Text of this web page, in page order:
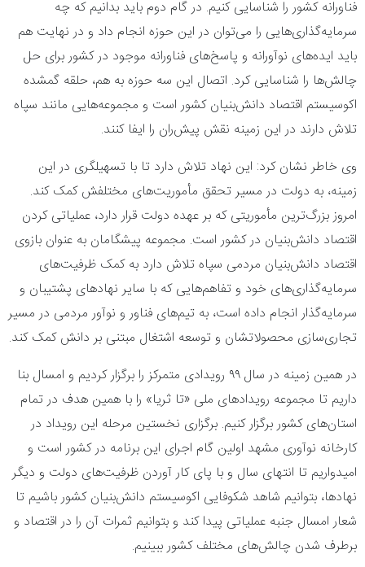
فناورانه کشور را شناسایی کنیم. در گام دوم باید بدانیم که چه
سرمایه‌گذاری‌هایی را می‌توان در این حوزه انجام داد و در نهایت هم
باید ایده‌های نوآورانه و پاسخ‌های فناورانه موجود در کشور برای حل
چالش‌ها را شناسایی کرد. اتصال این سه حوزه به هم، حلقه گمشده
اکوسیستم اقتصاد دانش‌بنیان کشور است و مجموعه‌هایی مانند سپاه
تلاش دارند در این زمینه نقش پیش‌ران را ایفا کنند.
وی خاطر نشان کرد: این نهاد تلاش دارد تا با تسهیلگری در این
زمینه، به دولت در مسیر تحقق مأموریت‌های مختلفش کمک کند.
امروز بزرگ‌ترین مأموریتی که بر عهده دولت قرار دارد، عملیاتی کردن
اقتصاد دانش‌بنیان در کشور است. مجموعه پیشگامان به عنوان بازوی
اقتصاد دانش‌بنیان مردمی سپاه تلاش دارد به کمک ظرفیت‌های
سرمایه‌گذاری‌های خود و تفاهم‌هایی که با سایر نهاد‌های پشتیبان و
سرمایه‌گذار انجام داده است، به تیم‌های فناور و نوآور مردمی در مسیر
تجاری‌سازی محصولاتشان و توسعه اشتغال مبتنی بر دانش کمک کند.
در همین زمینه در سال ۹۹ رویدادی متمرکز را برگزار کردیم و امسال بنا
داریم تا مجموعه رویداد‌های ملی «تا ثریا» را با همین هدف در تمام
استان‌های کشور برگزار کنیم. برگزاری نخستین مرحله این رویداد در
کارخانه نوآوری مشهد اولین گام اجرای این برنامه در کشور است و
امیدواریم تا انتهای سال و با پای کار آوردن ظرفیت‌های دولت و دیگر
نهادها، بتوانیم شاهد شکوفایی اکوسیستم دانش‌بنیان کشور باشیم تا
شعار امسال جنبه عملیاتی پیدا کند و بتوانیم ثمرات آن را در اقتصاد و
برطرف شدن چالش‌های مختلف کشور ببینیم.